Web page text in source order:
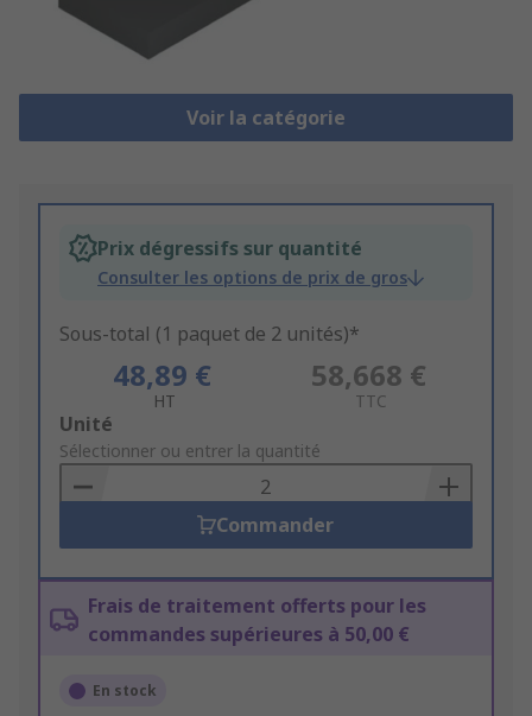
Voir la catégorie
Prix dégressifs sur quantité
Consulter les options de prix de gros
Sous-total (1 paquet de 2 unités)*
48,89 €
HT
58,668 €
TTC
Add
to
Basket
Unité
Sélectionner ou entrer la quantité
Commander
Frais de traitement offerts pour les
commandes supérieures à 50,00 €
En stock